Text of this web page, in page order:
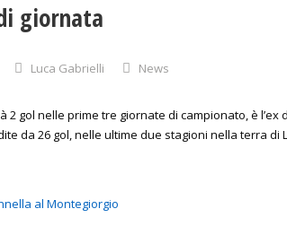
giornata
Luca Gabrielli News
2 gol nelle prime tre giornate di campionato, è
da 26 gol, nelle ultime due stagioni nella terra di
al Montegiorgio